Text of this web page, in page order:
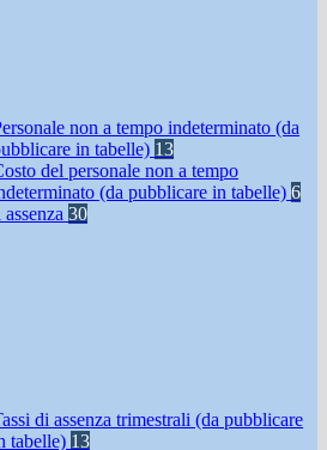
non a tempo indeterminato (da
in tabelle) 13
del personale non a tempo
(da pubblicare in tabelle) 6
30
di assenza trimestrali (da pubblicare
tabelle) 13